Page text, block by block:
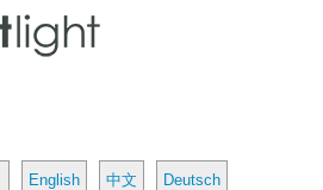
English 中文 Deutsch